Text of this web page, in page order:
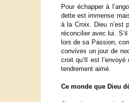
Pour échapper à
dette est immense
à la Croix. Dieu n’est
réconcilier avec lui.
lors de sa Passion,
convives un jour de
croit qu’Il est
tendrement aimé.
Ce monde que Dieu